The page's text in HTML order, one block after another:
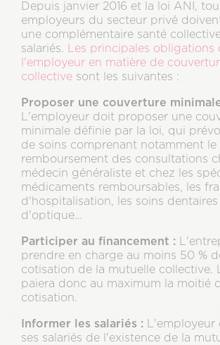
Depuis janvier 2016 et la loi ANI,
employeurs du secteur privé
une complémentaire santé
salariés.
Les principales obligations
l'employeur en matière de
collective sont les suivantes :
Proposer une couverture
L'employeur doit proposer une
minimale définie par la loi, qui
de soins comprenant notamment le
remboursement des consultations
médecin généraliste et chez les
médicaments remboursables, les
d'hospitalisation, les soins
d'optique…
Participer au financement :
prendre en charge au moins 50 %
cotisation de la mutuelle collective.
paiera donc au maximum la moitié
cotisation.
Informer les salariés :
ses salariés de l'existence de la